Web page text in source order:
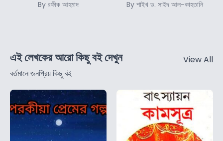
By রফীক আহমাদ By শাইখ ড. সাইদ আল-কাহতানি
এই লেখকের আরো কিছু বই দেখুন
বর্তমানে জনপ্রিয় কিছু বই
View All